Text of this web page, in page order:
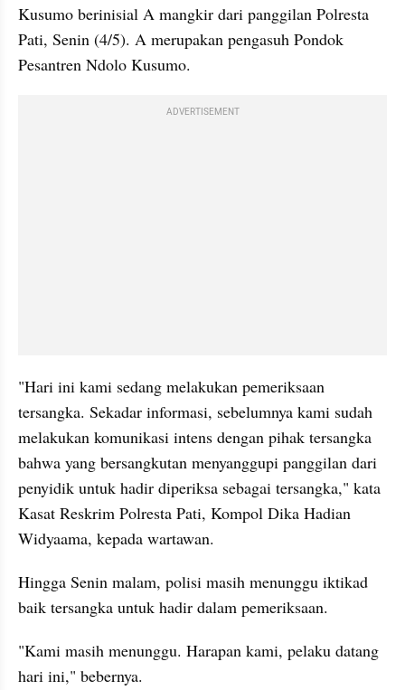
Kusumo berinisial A mangkir dari panggilan Polresta
Pati, Senin (4/5). A merupakan pengasuh Pondok
Pesantren Ndolo Kusumo.
ADVERTISEMENT
"Hari ini kami sedang melakukan pemeriksaan
tersangka. Sekadar informasi, sebelumnya kami sudah
melakukan komunikasi intens dengan pihak tersangka
bahwa yang bersangkutan menyanggupi panggilan dari
penyidik untuk hadir diperiksa sebagai tersangka," kata
Kasat Reskrim Polresta Pati, Kompol Dika Hadian
Widyaama, kepada wartawan.
Hingga Senin malam, polisi masih menunggu iktikad
baik tersangka untuk hadir dalam pemeriksaan.
"Kami masih menunggu. Harapan kami, pelaku datang
hari ini," bebernya.